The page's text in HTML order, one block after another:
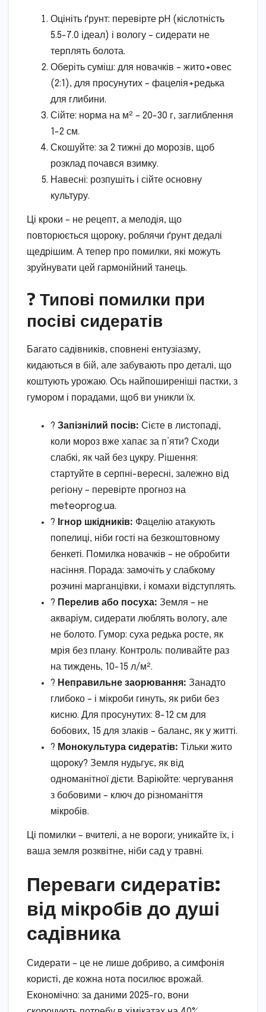
Оцініть ґрунт: перевірте pH (кіслотність
5.5-7.0 ідеал) і вологу – сидерати не
терплять болота.
Оберіть суміш: для новачків – жито+овес
(2:1), для просунутих – фацелія+редька
для глибини.
Сійте: норма на м² – 20-30 г, заглиблення
1-2 см.
Скошуйте: за 2 тижні до морозів, щоб
розклад почався взимку.
Навесні: розпушіть і сійте основну
культуру.
Ці кроки – не рецепт, а мелодія, що
повторюється щороку, роблячи ґрунт дедалі
щедрішим. А тепер про помилки, які можуть
зруйнувати цей гармонійний танець.
? Типові помилки при
посіві сидератів
Багато садівників, сповнені ентузіазму,
кидаються в бій, але забувають про деталі, що
коштують урожаю. Ось найпоширеніші пастки, з
гумором і порадами, щоб ви уникли їх.
? Запізнілий посів: Сієте в листопаді,
коли мороз вже хапає за п’яти? Сходи
слабкі, як чай без цукру. Рішення:
стартуйте в серпні-вересні, залежно від
регіону – перевірте прогноз на
meteoprog.ua.
? Ігнор шкідників: Фацелію атакують
попелиці, ніби гості на безкоштовному
бенкеті. Помилка новачків – не обробити
насіння. Порада: замочіть у слабкому
розчині марганцівки, і комахи відступлять.
? Перелив або посуха: Земля – не
акваріум, сидерати люблять вологу, але
не болото. Гумор: суха редька росте, як
мрія без плану. Контроль: поливайте раз
на тиждень, 10-15 л/м².
? Неправильне заорювання: Занадто
глибоко – і мікроби гинуть, як риби без
кисню. Для просунутих: 8-12 см для
бобових, 15 для злаків – баланс, як у житті.
? Монокультура сидератів: Тільки жито
щороку? Земля нудьгує, як від
одноманітної дієти. Варіюйте: чергування
з бобовими – ключ до різноманіття
мікробів.
Ці помилки – вчителі, а не вороги; уникайте їх, і
ваша земля розквітне, ніби сад у травні.
Переваги сидератів:
від мікробів до душі
садівника
Сидерати – це не лише добриво, а симфонія
користі, де кожна нота посилює врожай.
Економічно: за даними 2025-го, вони